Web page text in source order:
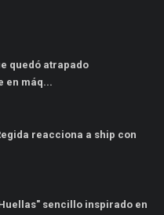
quedó atrapado
en máq...
reacciona a ship con
sencillo inspirado en